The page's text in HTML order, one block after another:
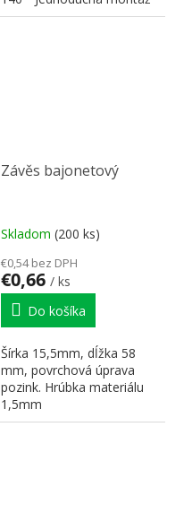
a jednoduché...
Závěs bajonetový
Skladom (200 ks)
€0,54 bez DPH
€0,66 / ks
Do košíka
Šírka 15,5mm, dĺžka 58
mm, povrchová úprava
pozink. Hrúbka materiálu
1,5mm